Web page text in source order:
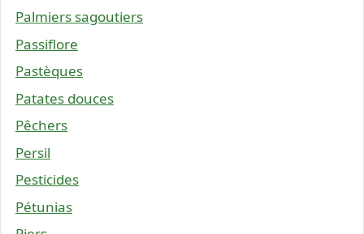
Palmiers sagoutiers
Passiflore
Pastèques
Patates douces
Pêchers
Persil
Pesticides
Pétunias